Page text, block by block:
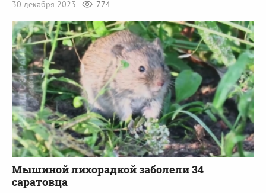
30 декабря 2023
774
Мышиной лихорадкой заболели 34
саратовца